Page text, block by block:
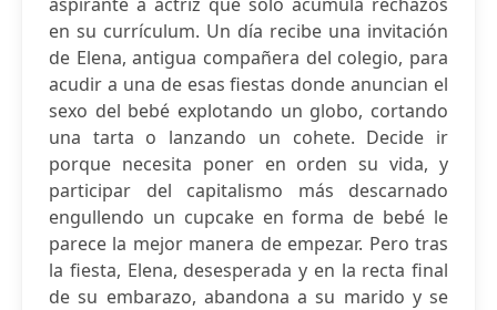
en su currículum. Un día recibe una invitación
de Elena, antigua compañera del colegio, para
acudir a una de esas fiestas donde anuncian el
sexo del bebé explotando un globo, cortando
una tarta o lanzando un cohete. Decide ir
porque necesita poner en orden su vida, y
participar del capitalismo más descarnado
engullendo un cupcake en forma de bebé le
parece la mejor manera de empezar. Pero tras
la fiesta, Elena, desesperada y en la recta final
de su embarazo, abandona a su marido y se